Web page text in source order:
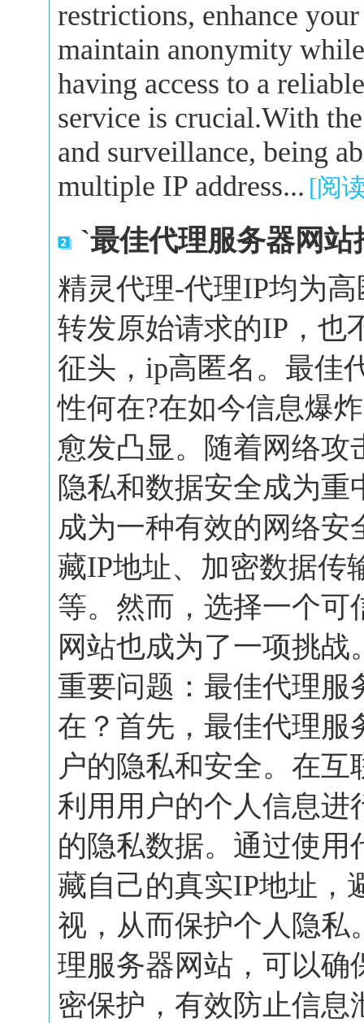
restrictions, enhance
maintain anonymity
having access to a
service is crucial.With
and surveillance, being
multiple IP address... [阅
`最佳代理服务器网
精灵代理-代理IP均为
转发原始请求的IP，也
征头，ip高匿名。最佳
性何在?在如今信息爆
愈发凸显。随着网络攻
隐私和数据安全成为
成为一种有效的网络
藏IP地址、加密数据传
等。然而，选择一个可
网站也成为了一项挑
重要问题：最佳代理服
在？首先，最佳代理服
户的隐私和安全。在
利用用户的个人信息进
的隐私数据。通过使
藏自己的真实IP地址，
视，从而保护个人隐私
理服务器网站，可以确
密保护，有效防止信